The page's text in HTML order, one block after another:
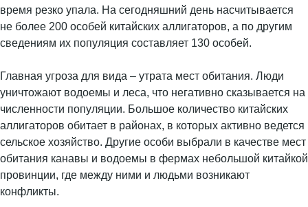
время резко упала. На сегодняшний день насчитывается
не более 200 особей китайских аллигаторов, а по другим
сведениям их популяция составляет 130 особей.
Главная угроза для вида – утрата мест обитания. Люди
уничтожают водоемы и леса, что негативно сказывается на
численности популяции. Большое количество китайских
аллигаторов обитает в районах, в которых активно ведется
сельское хозяйство. Другие особи выбрали в качестве мест
обитания канавы и водоемы в фермах небольшой китайкой
провинции, где между ними и людьми возникают
конфликты.